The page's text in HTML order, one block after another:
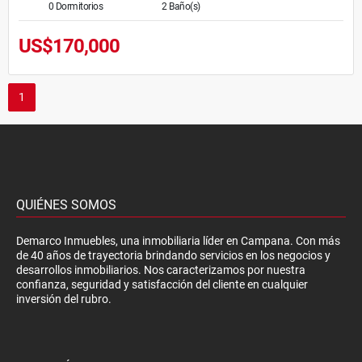
0 Dormitorios 2 Baño(s)
US$170,000
1
QUIÉNES SOMOS
Demarco Inmuebles, una inmobiliaria líder en Campana. Con más
de 40 años de trayectoria brindando servicios en los negocios y
desarrollos inmobiliarios. Nos caracterizamos por nuestra
confianza, seguridad y satisfacción del cliente en cualquier
inversión del rubro.